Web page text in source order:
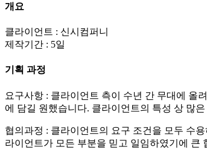
개요
클라이언트 : 신시컴퍼니
제작기간 : 5일
기획 과정
요구사항 : 클라이언트 측이 수년 간 무대에 올
에 담길 원했습니다. 클라이언트의 특성 상 많
협의과정 : 클라이언트의 요구 조건을 모두 수
라이언트가 모든 부분을 믿고 일임하였기에 큰